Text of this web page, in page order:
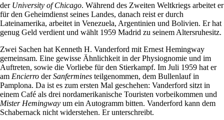
der University of Chicago. Während des Zweiten Weltkriegs arbeitet er
für den Geheimdienst seines Landes, danach reist er durch
Lateinamerika, arbeitet in Venezuela, Argentinien und Bolivien. Er hat
genug Geld verdient und wählt 1959 Madrid zu seinem Altersruhesitz.
Zwei Sachen hat Kenneth H. Vanderford mit Ernest Hemingway
gemeinsam. Eine gewisse Ähnlichkeit in der Physiognomie und im
Auftreten, sowie die Vorliebe für den Stierkampf. Im Juli 1959 hat er
am Encierro derSanfermines teilgenommen, dem Bullenlauf in
Pamplona. Da ist es zum ersten Mal geschehen: Vanderford sitzt in
einem Café als drei nordamerikanische Touristen vorbeikommen und
Mister Hemingway um ein Autogramm bitten. Vanderford kann dem
Schabernack nicht widerstehen. Er unterschreibt.